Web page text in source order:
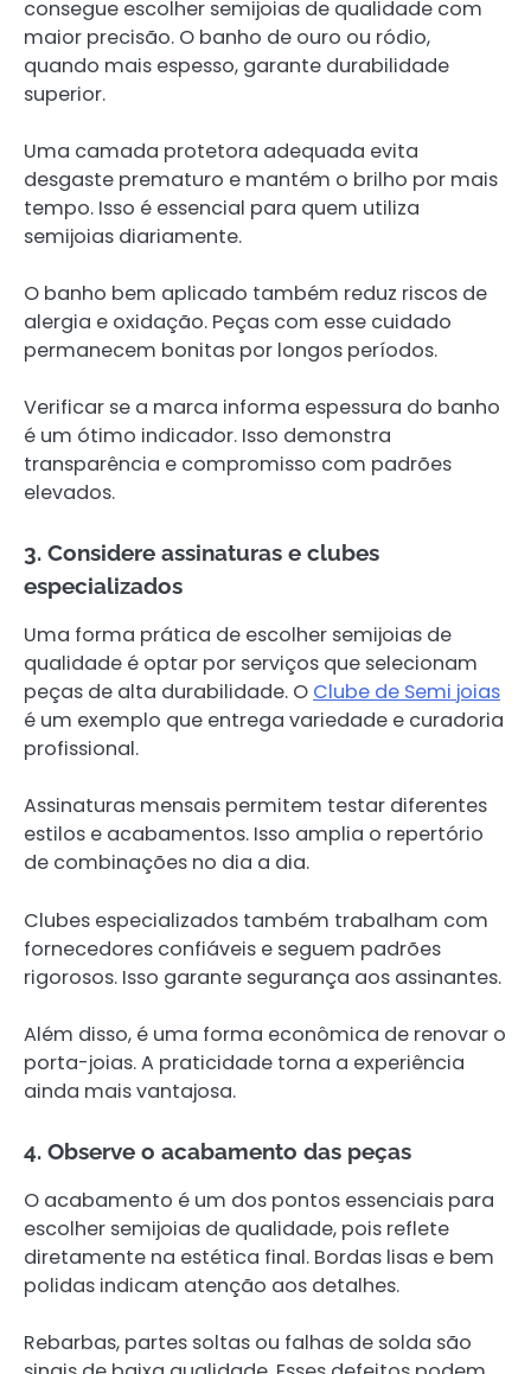
consegue escolher semijoias de qualidade com
maior precisão. O banho de ouro ou ródio,
quando mais espesso, garante durabilidade
superior.
Uma camada protetora adequada evita
desgaste prematuro e mantém o brilho por mais
tempo. Isso é essencial para quem utiliza
semijoias diariamente.
O banho bem aplicado também reduz riscos de
alergia e oxidação. Peças com esse cuidado
permanecem bonitas por longos períodos.
Verificar se a marca informa espessura do banho
é um ótimo indicador. Isso demonstra
transparência e compromisso com padrões
elevados.
3. Considere assinaturas e clubes
especializados
Uma forma prática de escolher semijoias de
qualidade é optar por serviços que selecionam
peças de alta durabilidade. O Clube de Semi joias
é um exemplo que entrega variedade e curadoria
profissional.
Assinaturas mensais permitem testar diferentes
estilos e acabamentos. Isso amplia o repertório
de combinações no dia a dia.
Clubes especializados também trabalham com
fornecedores confiáveis e seguem padrões
rigorosos. Isso garante segurança aos assinantes.
Além disso, é uma forma econômica de renovar o
porta-joias. A praticidade torna a experiência
ainda mais vantajosa.
4. Observe o acabamento das peças
O acabamento é um dos pontos essenciais para
escolher semijoias de qualidade, pois reflete
diretamente na estética final. Bordas lisas e bem
polidas indicam atenção aos detalhes.
Rebarbas, partes soltas ou falhas de solda são